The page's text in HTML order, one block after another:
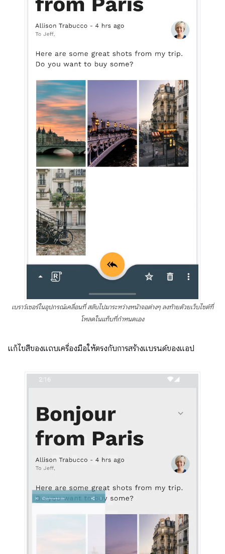
เบราว์เซอร์ในอุปกรณ์เคลื่อนที่ สลับไปมาระหว่างหน้าจอต่างๆ ลงท้ายด้วยเว็บไซต์ที่
โหลดในแท็บที่กำหนดเอง
แก้ไขสีของแถบเครื่องมือให้ตรงกับการสร้างแบรนด์ของแอป